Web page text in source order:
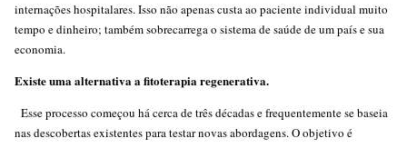
internações hospitalares. Isso não apenas custa ao paciente individual muito
tempo e dinheiro; também sobrecarrega o sistema de saúde de um país e sua
economia.
Existe uma alternativa a fitoterapia regenerativa.
Esse processo começou há cerca de três décadas e frequentemente se baseia
nas descobertas existentes para testar novas abordagens. O objetivo é